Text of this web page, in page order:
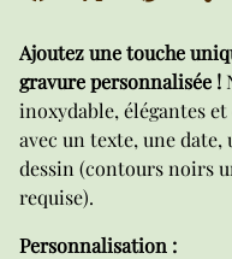
Ajoutez une touche
gravure personnalisée !
inoxydable, élégantes
avec un texte, une
dessin (contours noirs
requise).
Personnalisation :